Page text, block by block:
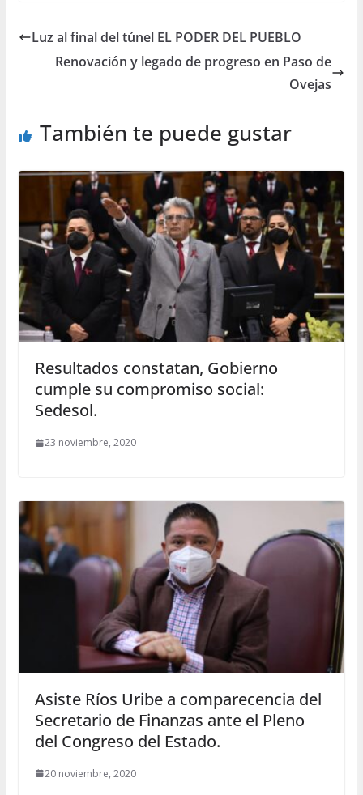
Luz al final del túnel EL PODER DEL PUEBLO
Renovación y legado de progreso en Paso de
Ovejas
También te puede gustar
Resultados constatan, Gobierno
cumple su compromiso social:
Sedesol.
23 noviembre, 2020
Asiste Ríos Uribe a comparecencia del
Secretario de Finanzas ante el Pleno
del Congreso del Estado.
20 noviembre, 2020